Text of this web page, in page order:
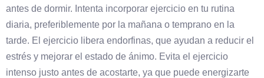
antes de dormir. Intenta incorporar ejercicio en tu rutina
diaria, preferiblemente por la mañana o temprano en la
tarde. El ejercicio libera endorfinas, que ayudan a reducir el
estrés y mejorar el estado de ánimo. Evita el ejercicio
intenso justo antes de acostarte, ya que puede energizarte